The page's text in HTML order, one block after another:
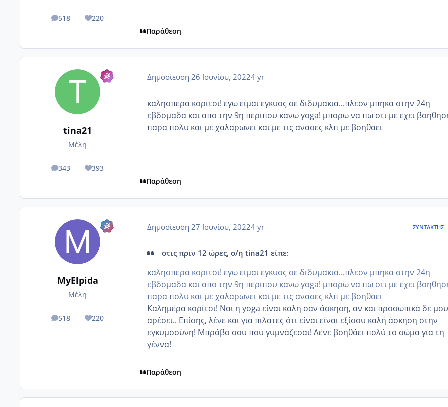
518
posts 220
Reputation
Παράθεση
tina21
Μέλη
343
posts 393
Reputation
Δημοσίευση 26 Ιουνίου, 20224 yr
καλησπερα κοριτσι! εγω ειμαι εγκυος σε διδυμακια...πλεον μπηκα στην 24η
εβδομαδα και απο την 9η περιπου κανω yoga! μπορω να πω οτι με εχει
παρα πολυ και με χαλαρωνει και με τις ανασες κλπ με βοηθαει
Παράθεση
MyElpida
Μέλη
518
posts 220
Reputation
Δημοσίευση 27 Ιουνίου, 20224 yr ΣΥΝΤΆΚΤΗΣ
στις πριν 12 ώρες, ο/η tina21 είπε:
καλησπερα κοριτσι! εγω ειμαι εγκυος σε διδυμακια...πλεον μπηκα στην 24η
εβδομαδα και απο την 9η περιπου κανω yoga! μπορω να πω οτι με εχει
παρα πολυ και με χαλαρωνει και με τις ανασες κλπ με βοηθαει
Καλημέρα κορίτσι! Ναι η yoga είναι καλη σαν άσκηση, αν και προσωπικά δε μου
αρέσει.. Επίσης, λένε και για πιλατες ότι είναι είναι εξίσου καλή άσκηση στην
εγκυμοσύνη! Μπράβο σου που γυμνάζεσαι! Λένε βοηθάει πολύ το σώμα για τη
γέννα!
Παράθεση